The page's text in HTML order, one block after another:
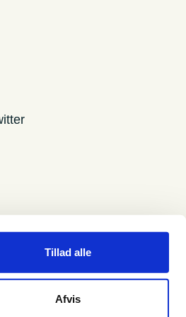
Tillad alle
Afvis